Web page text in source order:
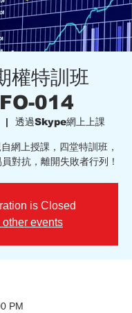
權特訓班
014
|
透過Skype網上上課
網上授課，四堂特訓班，
對抗，離開失敗者行列！
is Closed
other events
PM